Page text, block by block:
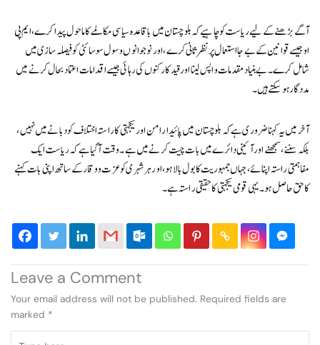
آگے بڑھنے کے لیے ریاست کو چاہیے کہ بلوچستان میں باقاعدہ سیاسی مکالمے کا ماحول پیدا کرے، ایم پی
او جیسے قوانین کے بے جا استعمال پر نظرثانی کرے، اور نوجوانوں و سول سوسائٹی کو فیصلہ سازی میں
شامل کرے۔ بے بنیاد مقدمات واپس لینا اور قید کارکنوں کی رہائی جیسے اقدامات اعتماد بحال کرنے میں
مددگار ہو سکتے ہیں۔
آخر میں یہ کہنا ضروری ہے کہ بلوچستان میں پائیدار امن اور یکجہتی کا راستہ اختلاف کو دبانے میں نہیں،
بلکہ سننے، سمجھنے اور آئینی دائرے میں بات چیت کرنے میں ہے۔ وقت آ گیا ہے کہ ریاست ایک
مفاہمتی راستہ اپنائے، جہاں جمہوریت کا بول بالا ہو، اور ہر شہری کو عزت و وقار کے ساتھ اپنی بات کہنے
کا حق حاصل ہو۔ یہی قومی یکجہتی کا حقیقی راستہ ہے۔
Leave a Comment
Your email address will not be published. Required fields are
marked *